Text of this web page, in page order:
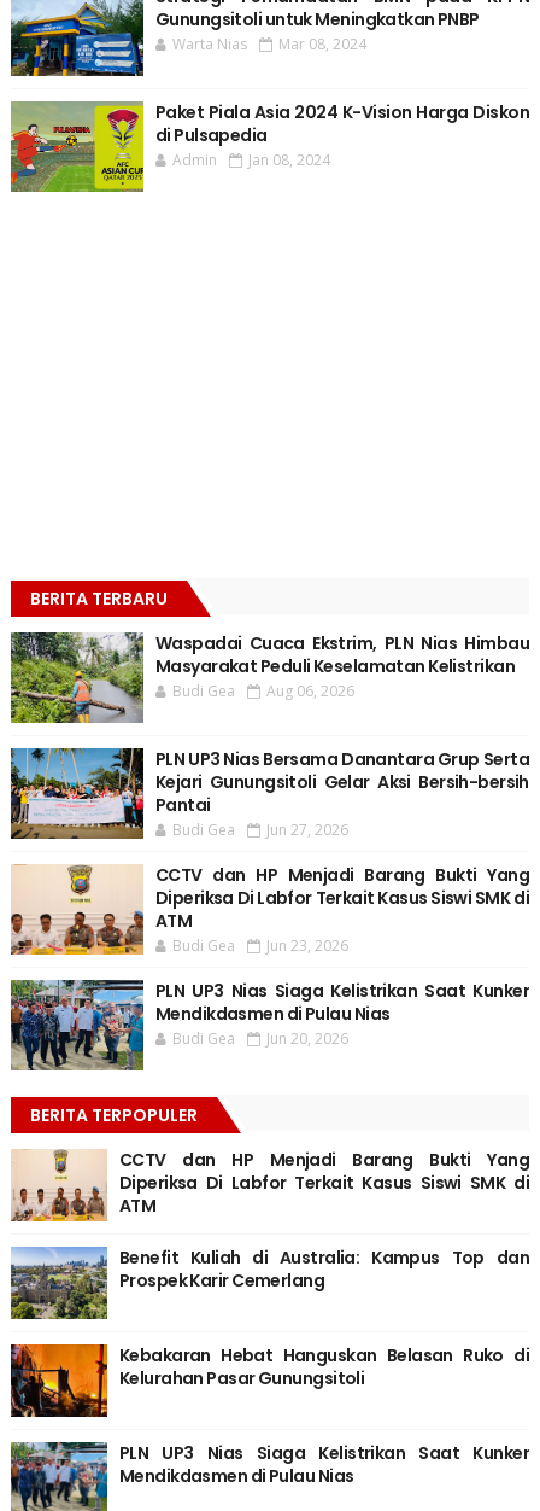
Gunungsitoli untuk Meningkatkan PNBP
Warta Nias Mar 08, 2024
Paket Piala Asia 2024 K-Vision Harga Diskon
di Pulsapedia
Admin Jan 08, 2024
BERITA TERBARU
Waspadai Cuaca Ekstrim, PLN Nias Himbau
Masyarakat Peduli Keselamatan Kelistrikan
Budi Gea Aug 06, 2026
PLN UP3 Nias Bersama Danantara Grup Serta
Kejari Gunungsitoli Gelar Aksi Bersih-bersih
Pantai
Budi Gea Jun 27, 2026
CCTV dan HP Menjadi Barang Bukti Yang
Diperiksa Di Labfor Terkait Kasus Siswi SMK di
ATM
Budi Gea Jun 23, 2026
PLN UP3 Nias Siaga Kelistrikan Saat Kunker
Mendikdasmen di Pulau Nias
Budi Gea Jun 20, 2026
BERITA TERPOPULER
CCTV dan HP Menjadi Barang Bukti Yang
Diperiksa Di Labfor Terkait Kasus Siswi SMK di
ATM
Benefit Kuliah di Australia: Kampus Top dan
Prospek Karir Cemerlang
Kebakaran Hebat Hanguskan Belasan Ruko di
Kelurahan Pasar Gunungsitoli
PLN UP3 Nias Siaga Kelistrikan Saat Kunker
Mendikdasmen di Pulau Nias